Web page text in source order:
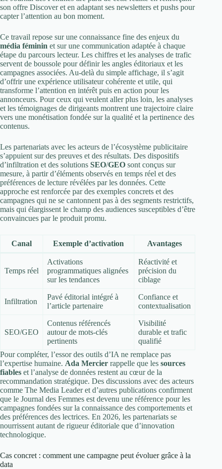
son offre Discover et en adaptant ses newsletters et pushs pour
capter l’attention au bon moment.
Ce travail repose sur une connaissance fine des enjeux du
média féminin et sur une communication adaptée à chaque
étape du parcours lecteur. Les chiffres et les analyses de trafic
servent de boussole pour définir les angles éditoriaux et les
campagnes associées. Au-delà du simple affichage, il s’agit
d’offrir une expérience utilisateur cohérente et utile, qui
transforme l’attention en intérêt puis en action pour les
annonceurs. Pour ceux qui veulent aller plus loin, les analyses
et les témoignages de dirigeants montrent une trajectoire claire
vers une monétisation fondée sur la qualité et la pertinence des
contenus.
Les partenariats avec les acteurs de l’écosystème publicitaire
s’appuient sur des preuves et des résultats. Des dispositifs
d’infiltration et des solutions SEO/GEO sont conçus sur
mesure, à partir d’éléments observés en temps réel et des
préférences de lecture révélées par les données. Cette
approche est renforcée par des exemples concrets et des
campagnes qui ne se cantonnent pas à des segments restrictifs,
mais qui élargissent le champ des audiences susceptibles d’être
convaincues par le produit promu.
Canal Exemple d’activation Avantages
Temps réel
Activations
programmatiques alignées
sur les tendances
Réactivité et
précision du
ciblage
Infiltration
Pavé éditorial intégré à
l’article partenaire
Confiance et
contextualisation
SEO/GEO
Contenus référencés
autour de mots-clés
pertinents
Visibilité
durable et trafic
qualifié
Pour compléter, l’essor des outils d’IA ne remplace pas
l’expertise humaine. Ada Mercier rappelle que les sources
fiables et l’analyse de données restent au cœur de la
recommandation stratégique. Des discussions avec des acteurs
comme The Media Leader et d’autres publications confirment
que le Journal des Femmes est devenu une référence pour les
campagnes fondées sur la connaissance des comportements et
des préférences des lectrices. En 2026, les partenariats se
nourrissent autant de rigueur éditoriale que d’innovation
technologique.
Cas concret : comment une campagne peut évoluer grâce à la
data